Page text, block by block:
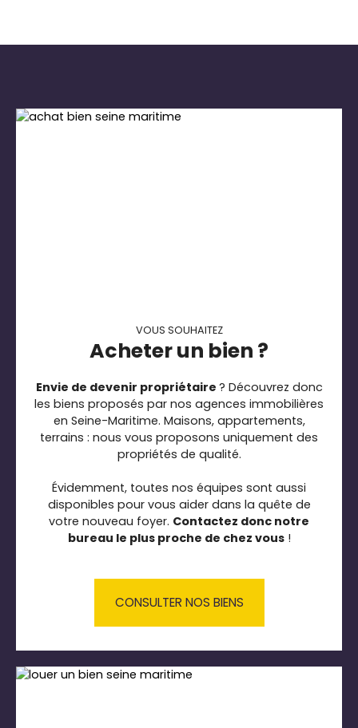
VOUS SOUHAITEZ
Acheter un bien ?
Envie de devenir propriétaire ? Découvrez donc
les biens proposés par nos agences immobilières
en Seine-Maritime. Maisons, appartements,
terrains : nous vous proposons uniquement des
propriétés de qualité.
Évidemment, toutes nos équipes sont aussi
disponibles pour vous aider dans la quête de
votre nouveau foyer. Contactez donc notre
bureau le plus proche de chez vous!
CONSULTER NOS BIENS